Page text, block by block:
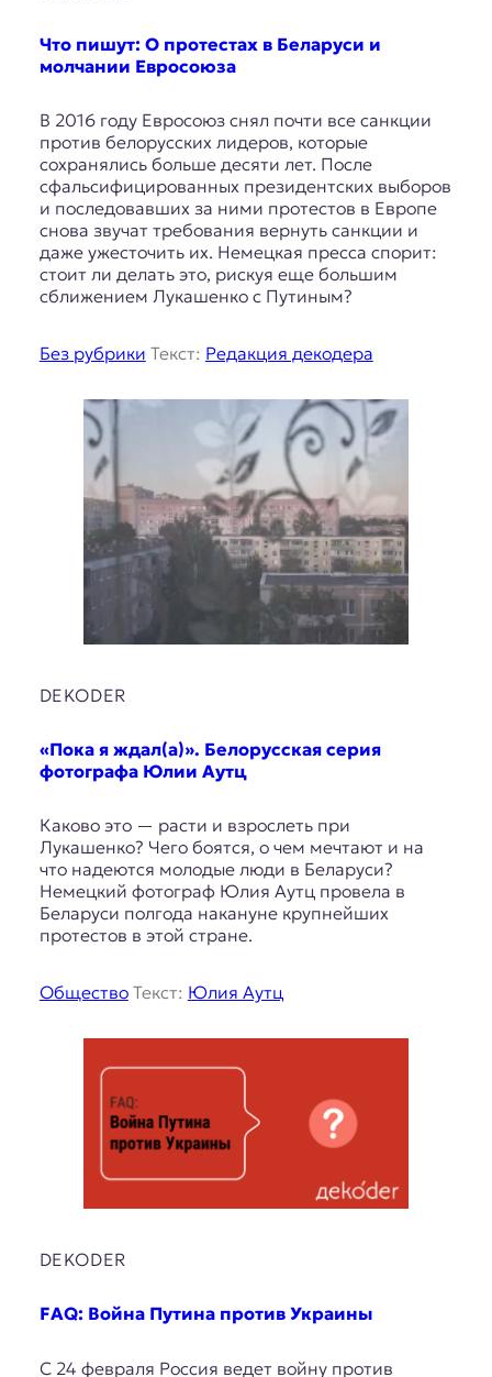
Что пишут: О протестах в Беларуси и
молчании Евросоюза
В 2016 году Евросоюз снял почти все санкции
против белорусских лидеров, которые
сохранялись больше десяти лет. После
сфальсифицированных президентских выборов
и последовавших за ними протестов в Европе
снова звучат требования вернуть санкции и
даже ужесточить их. Немецкая пресса спорит:
стоит ли делать это, рискуя еще большим
сближением Лукашенко с Путиным?
Без рубрики Текст: Редакция декодера
DEKODER
«Пока я ждал(a)». Белорусская серия
фотографа Юлии Аутц
Каково это — расти и взрослеть при
Лукашенко? Чего боятся, о чем мечтают и на
что надеются молодые люди в Беларуси?
Немецкий фотограф Юлия Аутц провела в
Беларуси полгода накануне крупнейших
протестов в этой стране.
ОбществоТекст: Юлия Аутц
DEKODER
FAQ: Война Путина против Украины
С 24 февраля Россия ведет войну против